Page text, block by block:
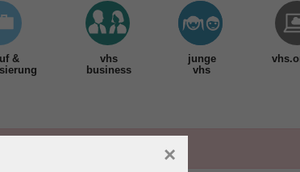
&
vhs
business
junge
vhs
×